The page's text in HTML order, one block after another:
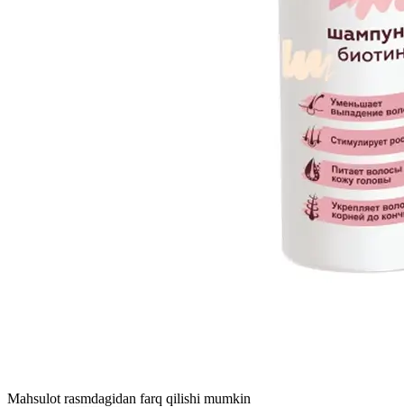
Mahsulot rasmdagidan farq qilishi mumkin